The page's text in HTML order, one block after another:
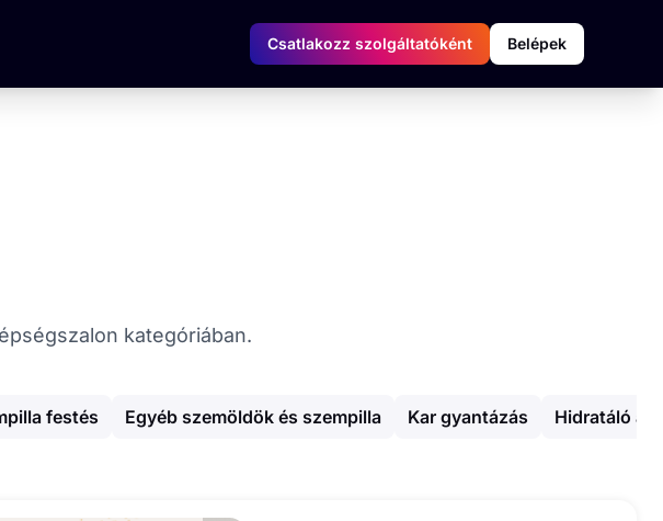
Csatlakozz szolgáltatóként Belépek
kategóriában.
festés Egyéb szemöldök és szempilla Kar gyantázás Hidratáló